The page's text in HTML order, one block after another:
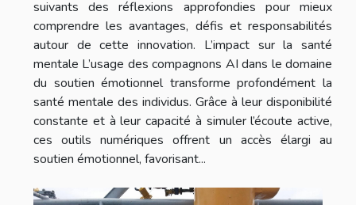
suivants des réflexions approfondies pour mieux
comprendre les avantages, défis et responsabilités
autour de cette innovation. L’impact sur la santé
mentale L’usage des compagnons AI dans le domaine
du soutien émotionnel transforme profondément la
santé mentale des individus. Grâce à leur disponibilité
constante et à leur capacité à simuler l’écoute active,
ces outils numériques offrent un accès élargi au
soutien émotionnel, favorisant...